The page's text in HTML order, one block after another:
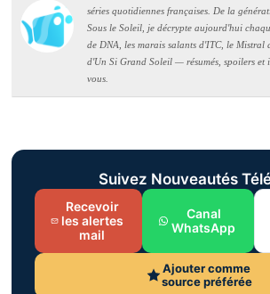
séries quotidiennes françaises. De la
Sous le Soleil, je décrypte aujourd'hui
de DNA, les marais salants d'ITC, le Mistral
d'Un Si Grand Soleil — résumés, spoilers et
vous.
Suivez Nouveautés
Recevoir
les alertes
mail
Canal
WhatsApp
Ajouter comme
source préférée